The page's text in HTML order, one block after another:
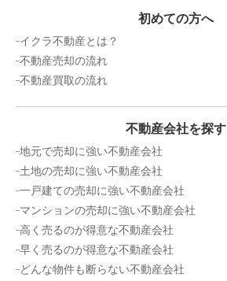
初めての方へ
イクラ不動産とは？
不動産売却の流れ
不動産買取の流れ
不動産会社を探す
地元で売却に強い不動産会社
土地の売却に強い不動産会社
一戸建ての売却に強い不動産会社
マンションの売却に強い不動産会社
高く売るのが得意な不動産会社
早く売るのが得意な不動産会社
どんな物件も断らない不動産会社